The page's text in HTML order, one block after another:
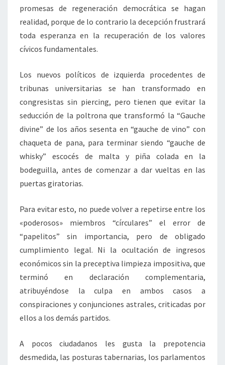
promesas de regeneración democrática se hagan
realidad, porque de lo contrario la decepción frustrará
toda esperanza en la recuperación de los valores
cívicos fundamentales.
Los nuevos políticos de izquierda procedentes de
tribunas universitarias se han transformado en
congresistas sin piercing, pero tienen que evitar la
seducción de la poltrona que transformó la “Gauche
divine” de los años sesenta en “gauche de vino” con
chaqueta de pana, para terminar siendo “gauche de
whisky” escocés de malta y piña colada en la
bodeguilla, antes de comenzar a dar vueltas en las
puertas giratorias.
Para evitar esto, no puede volver a repetirse entre los
«poderosos» miembros “círculares” el error de
“papelitos” sin importancia, pero de obligado
cumplimiento legal. Ni la ocultación de ingresos
económicos sin la preceptiva limpieza impositiva, que
terminó en declaración complementaria,
atribuyéndose la culpa en ambos casos a
conspiraciones y conjunciones astrales, criticadas por
ellos a los demás partidos.
A pocos ciudadanos les gusta la prepotencia
desmedida, las posturas tabernarias, los parlamentos